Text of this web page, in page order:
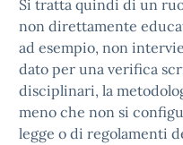
Si tratta quindi di un
non direttamente
ad esempio, non
dato per una verifica
disciplinari, la
meno che non si
legge o di regolamenti